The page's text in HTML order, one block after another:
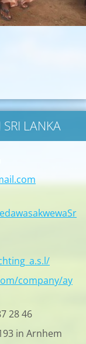
LANKA
company/ay
28 46
in Arnhem